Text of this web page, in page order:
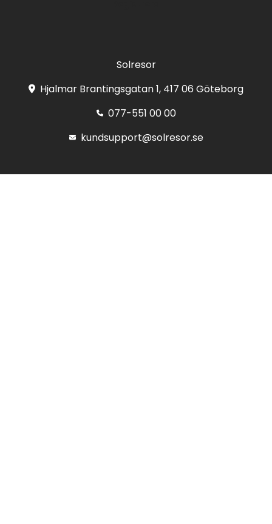
Solresor
Hjalmar Brantingsgatan 1, 417 06 Göteborg
077-551 00 00
kundsupport@solresor.se